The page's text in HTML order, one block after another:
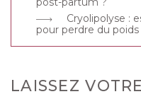
Cryolipolyse :
pour perdre du poids
LAISSEZ